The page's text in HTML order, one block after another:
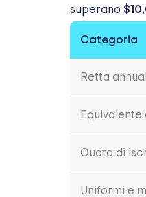
superano
Categoria
Retta
Quota di
Uniformi e